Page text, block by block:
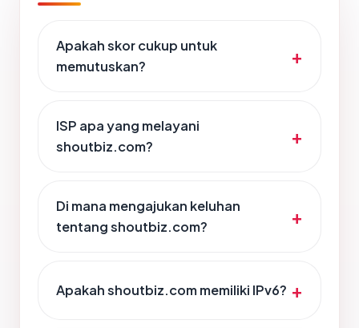
Apakah skor cukup untuk
memutuskan?
ISP apa yang melayani
shoutbiz.com?
Di mana mengajukan keluhan
tentang shoutbiz.com?
Apakah shoutbiz.com memiliki IPv6?